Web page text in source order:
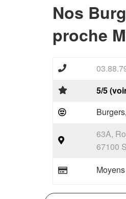
Nos
proche
5/5
63A,
67100